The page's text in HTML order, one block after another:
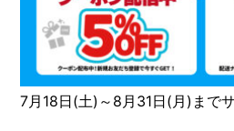
7月18日(土)～8月31日(月)まで